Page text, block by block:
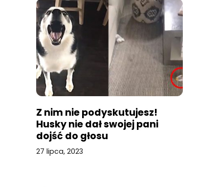
Z nim nie podyskutujesz!
Husky nie dał swojej pani
dojść do głosu
27 lipca, 2023